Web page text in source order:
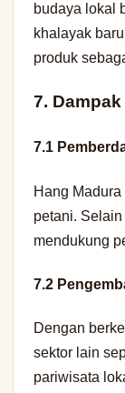
budaya lokal
khalayak
produk
7.
7.1
Hang
petani.
mendukung
7.2
Dengan
sektor lain
pariwisata